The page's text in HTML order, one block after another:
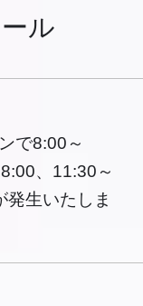
ル
で8:00～
、11:30～
発生いたしま